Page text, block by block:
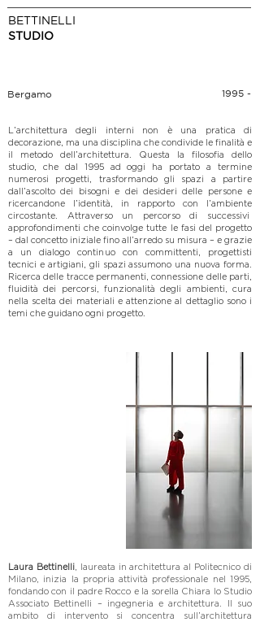
BETTINELLI
STUDIO
Bergamo 1995 -
L’architettura degli interni non è una pratica di
decorazione, ma una disciplina che condivide le finalità e
il metodo dell’architettura. Questa la filosofia dello
studio, che dal 1995 ad oggi ha portato a termine
numerosi progetti, trasformando gli spazi a partire
dall’ascolto dei bisogni e dei desideri delle persone e
ricercandone l’identità, in rapporto con l’ambiente
circostante. Attraverso un percorso di successivi
approfondimenti che coinvolge tutte le fasi del progetto
– dal concetto iniziale fino all’arredo su misura – e grazie
a un dialogo continuo con committenti, progettisti
tecnici e artigiani, gli spazi assumono una nuova forma.
Ricerca delle tracce permanenti, connessione delle parti,
fluidità dei percorsi, funzionalità degli ambienti, cura
nella scelta dei materiali e attenzione al dettaglio sono i
temi che guidano ogni progetto.
Laura Bettinelli, laureata in architettura al Politecnico di
Milano, inizia la propria attività professionale nel 1995,
fondando con il padre Rocco e la sorella Chiara lo Studio
Associato Bettinelli – ingegneria e architettura. Il suo
ambito di intervento si concentra sull’architettura